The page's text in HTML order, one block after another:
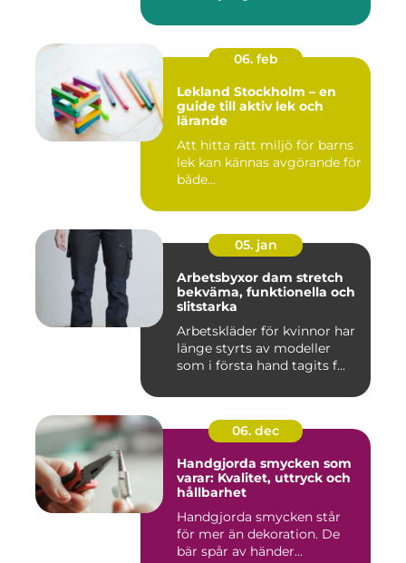
06. feb
Lekland Stockholm – en
guide till aktiv lek och
lärande
Att hitta rätt miljö för barns
lek kan kännas avgörande för
både...
05. jan
Arbetsbyxor dam stretch
bekväma, funktionella och
slitstarka
Arbetskläder för kvinnor har
länge styrts av modeller
som i första hand tagits f...
06. dec
Handgjorda smycken som
varar: Kvalitet, uttryck och
hållbarhet
Handgjorda smycken står
för mer än dekoration. De
bär spår av händer...